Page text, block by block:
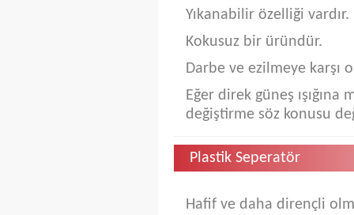
Yıkanabilir özelliği vardır.
Kokusuz bir üründür.
Darbe ve ezilmeye karşı
Eğer direk güneş ışığına
değiştirme söz konusu
Plastik Seperatör
Hafif ve daha dirençli